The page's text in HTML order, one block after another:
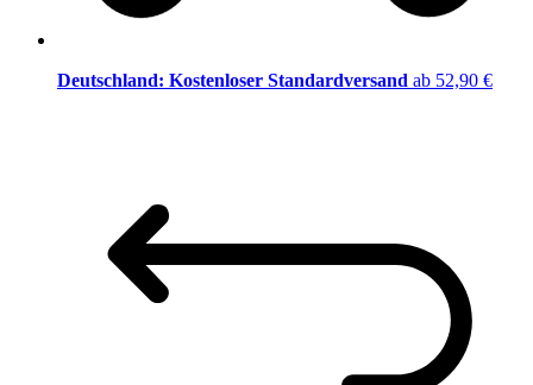
Deutschland: Kostenloser Standardversand ab 52,90 €